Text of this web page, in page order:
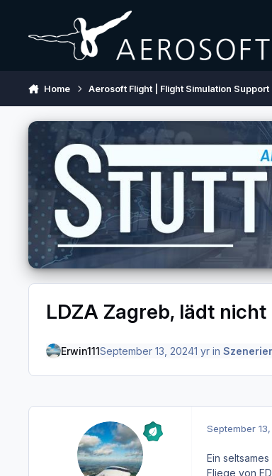
Home Aerosoft Flight | Flight Simulation Support
LDZA Zagreb, lädt nicht
Erwin111September 13, 20241 yrin
September
Ein seltsames
Fliege von